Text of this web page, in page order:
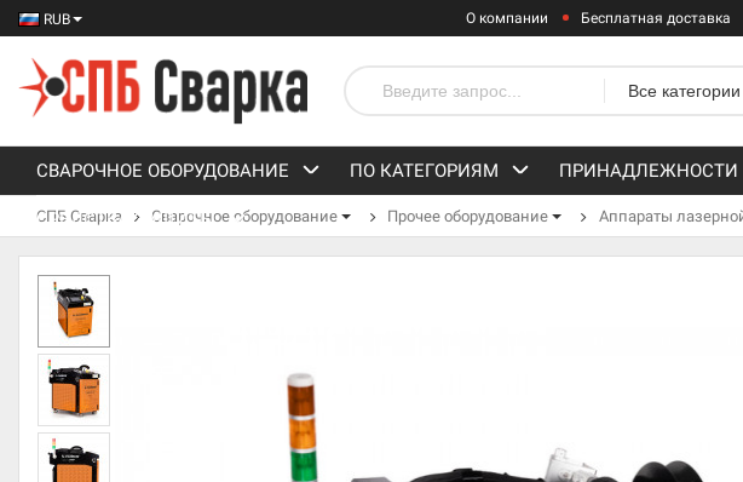
RUB О компании Бесплатная доставка
Все категории
СВАРОЧНОЕ ОБОРУДОВАНИЕ ПО КАТЕГОРИЯМ ПРИНАДЛЕЖНОСТИ
СРЕДСТВА ЗАЩИТЫ
СПБ Сварка Сварочное оборудование Прочее оборудование Аппараты